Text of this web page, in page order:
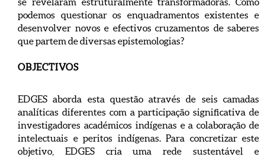
podemos questionar os enquadramentos existentes e
desenvolver novos e efectivos cruzamentos de saberes
que partem de diversas epistemologias?
OBJECTIVOS
EDGES aborda esta questão através de seis camadas
analíticas diferentes com a participação significativa de
investigadores académicos indígenas e a colaboração de
intelectuais e peritos indígenas. Para concretizar este
objetivo, EDGES cria uma rede sustentável e